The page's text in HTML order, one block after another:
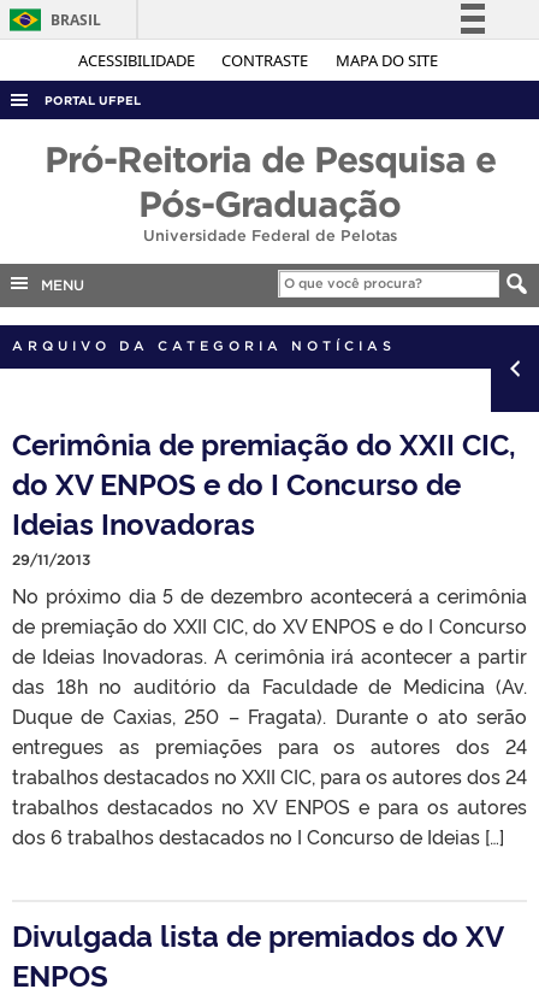
ACESSIBILIDADE CONTRASTE MAPA DO SITE
BRASIL
Simplifique!
Acesso à informação
Legislação
Canais
PORTAL UFPEL
CONCURSOS
EDITAIS
INTERNACIONAL
Pró-Reitoria de Pesquisa e
Pós-Graduação
Universidade Federal de Pelotas
MENU
ARQUIVO DA CATEGORIA NOTÍCIAS
Cerimônia de premiação do XXII CIC,
do XV ENPOS e do I Concurso de
Ideias Inovadoras
29/11/2013
No próximo dia 5 de dezembro acontecerá a cerimônia
de premiação do XXII CIC, do XV ENPOS e do I Concurso
de Ideias Inovadoras. A cerimônia irá acontecer a partir
das 18h no auditório da Faculdade de Medicina (Av.
Duque de Caxias, 250 – Fragata). Durante o ato serão
entregues as premiações para os autores dos 24
trabalhos destacados no XXII CIC, para os autores dos 24
trabalhos destacados no XV ENPOS e para os autores
dos 6 trabalhos destacados no I Concurso de Ideias […]
Divulgada lista de premiados do XV
ENPOS